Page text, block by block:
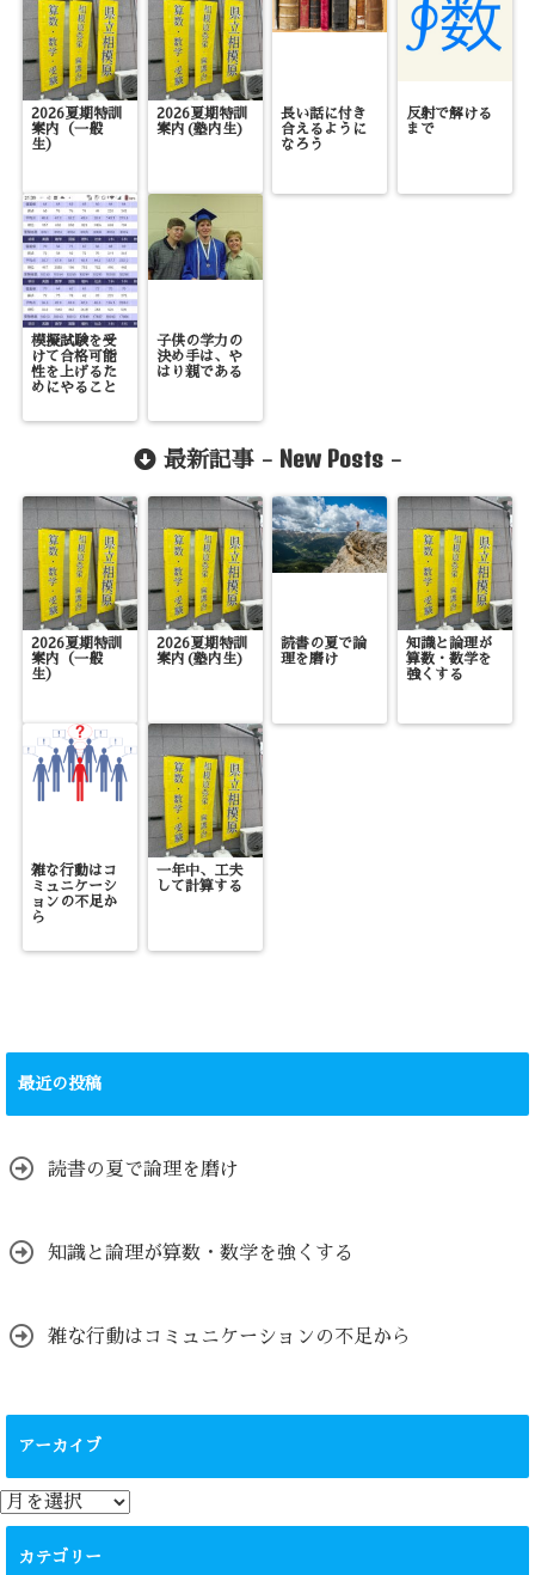
2026夏期特訓
案内（一般
生）
2026夏期特訓
案内(塾内生)
長い話に付き
合えるように
なろう
反射で解ける
まで
模擬試験を受
けて合格可能
性を上げるた
めにやること
子供の学力の
決め手は、や
はり親である
最新記事 - New Posts -
2026夏期特訓
案内（一般
生）
2026夏期特訓
案内(塾内生)
読書の夏で論
理を磨け
知識と論理が
算数・数学を
強くする
雑な行動はコ
ミュニケーシ
ョンの不足か
ら
一年中、工夫
して計算する
最近の投稿
読書の夏で論理を磨け
知識と論理が算数・数学を強くする
雑な行動はコミュニケーションの不足から
アーカイブ
ア
ー
カテゴリー